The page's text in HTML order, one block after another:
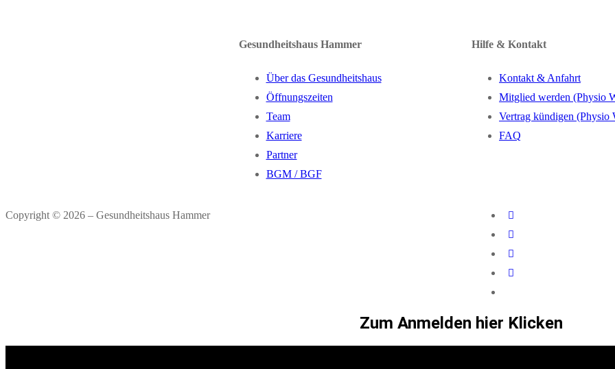
Gesundheitshaus Hammer
Über das Gesundheitshaus
Öffnungszeiten
Team
Karriere
Partner
BGM / BGF
Hilfe & Kontakt
Kontakt & Anfahrt
Mitglied werden (Physio
Vertrag kündigen (Physio
FAQ
Copyright © 2026 – Gesundheitshaus Hammer
Zum Anmelden hier Klicken